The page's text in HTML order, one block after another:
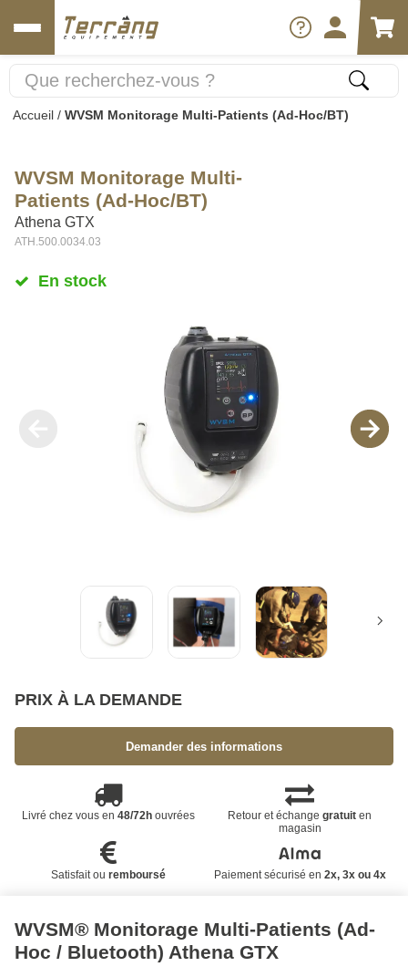
Accueil / WVSM Monitorage Multi-Patients (Ad-Hoc/BT)
WVSM Monitorage Multi-
Patients (Ad-Hoc/BT)
Athena GTX
ATH.500.0034.03
En stock
PRIX À LA DEMANDE
Demander des informations
Livré chez vous en 48/72houvrées Retour et échangegratuit en
magasin
Satisfait ou remboursé Paiement sécurisé en 2x, 3x ou 4x
WVSM® Monitorage Multi-Patients (Ad-
Hoc / Bluetooth) Athena GTX